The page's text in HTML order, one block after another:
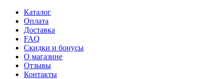
Каталог
Оплата
Доставка
FAQ
Скидки и бонусы
О магазине
Отзывы
Контакты